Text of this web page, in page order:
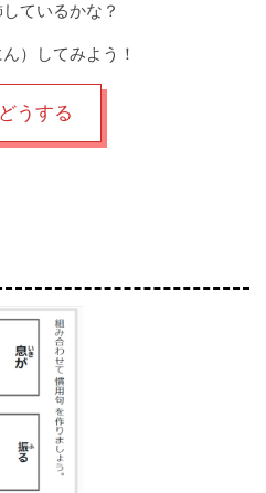
ているかな？
）してみよう！
うする